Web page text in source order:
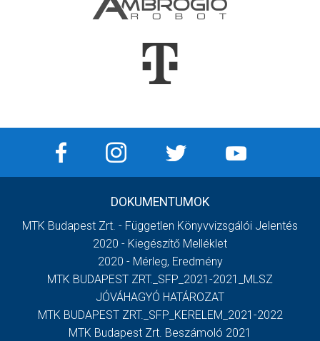
DOKUMENTUMOK
MTK Budapest Zrt. - Független Könyvvizsgálói Jelentés
2020 - Kiegészítő Melléklet
2020 - Mérleg, Eredmény
MTK BUDAPEST ZRT._SFP_2021-2021_MLSZ
JÓVÁHAGYÓ HATÁROZAT
MTK BUDAPEST ZRT._SFP_KERELEM_2021-2022
MTK Budapest Zrt. Beszámoló 2021